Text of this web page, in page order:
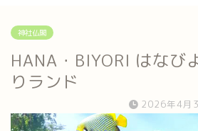
神社仏閣
HANA・BIYORI はなび
りランド
2026年4月